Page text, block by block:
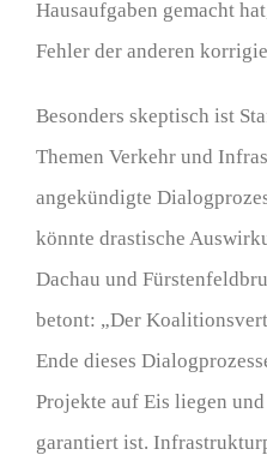
Hausaufgaben gemacht
Fehler der anderen
Besonders skeptisch ist
Themen Verkehr und
angekündigte
könnte drastische
Dachau und
betont: „Der
Ende dieses
Projekte auf Eis liegen
garantiert ist.